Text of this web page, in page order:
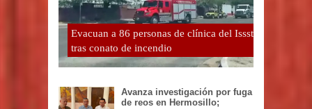
Evacuan a 86 personas de clínica del Issste
tras conato de incendio
Avanza investigación por fuga